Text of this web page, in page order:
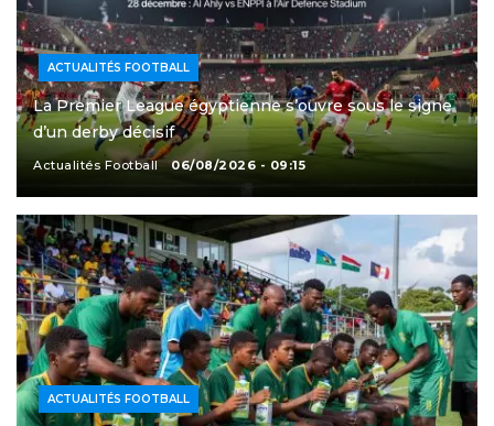
ACTUALITÉS FOOTBALL
La Premier League égyptienne s’ouvre sous le signe
d’un derby décisif
Actualités Football 06/08/2026 - 09:15
ACTUALITÉS FOOTBALL